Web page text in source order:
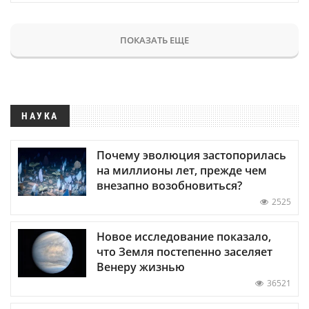
ПОКАЗАТЬ ЕЩЕ
НАУКА
Почему эволюция застопорилась
на миллионы лет, прежде чем
внезапно возобновиться?
2525
Новое исследование показало,
что Земля постепенно заселяет
Венеру жизнью
36521